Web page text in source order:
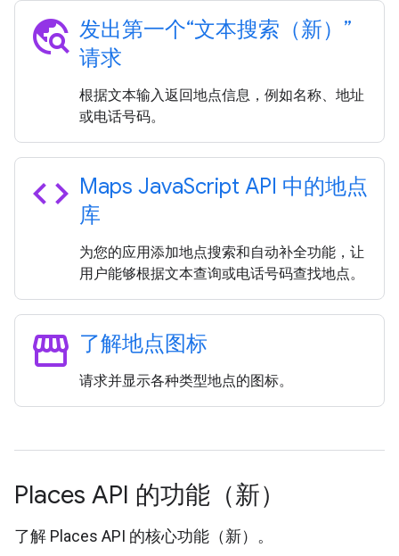
travel_explore 发出第一个“文本搜索（新）”
请求
根据文本输入返回地点信息，例如名称、地址
或电话号码。
code Maps JavaScript API 中的地点
库
为您的应用添加地点搜索和自动补全功能，让
用户能够根据文本查询或电话号码查找地点。
storefront 了解地点图标
请求并显示各种类型地点的图标。
Places API 的功能（新）
了解 Places API 的核心功能（新）。